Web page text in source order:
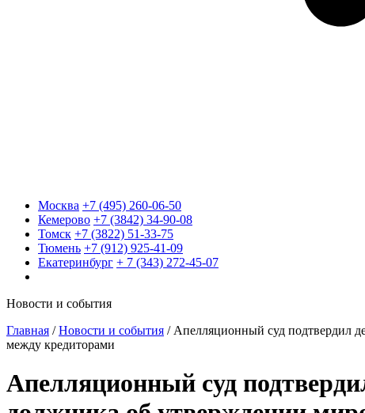
Москва +7 (495) 260-06-50
Кемерово +7 (3842) 34-90-08
Томск +7 (3822) 51-33-75
Тюмень +7 (912) 925-41-09
Екатеринбург + 7 (343) 272-45-07
Новости и события
Главная /Новости и события / Апелляционный суд подтвердил
между кредиторами
Апелляционный суд